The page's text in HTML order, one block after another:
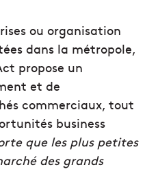
ou organisation
dans la métropole,
propose un
et de
commerciaux, tout
business
que les plus petites
des grands